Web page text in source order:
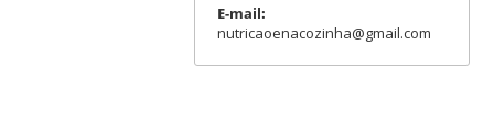
E-mail:
nutricaoenacozinha@gmail.com